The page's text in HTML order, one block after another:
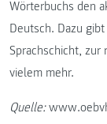
Wörterbuchs den
Deutsch. Dazu
Sprachschicht, zur
vielem mehr.
Quelle: